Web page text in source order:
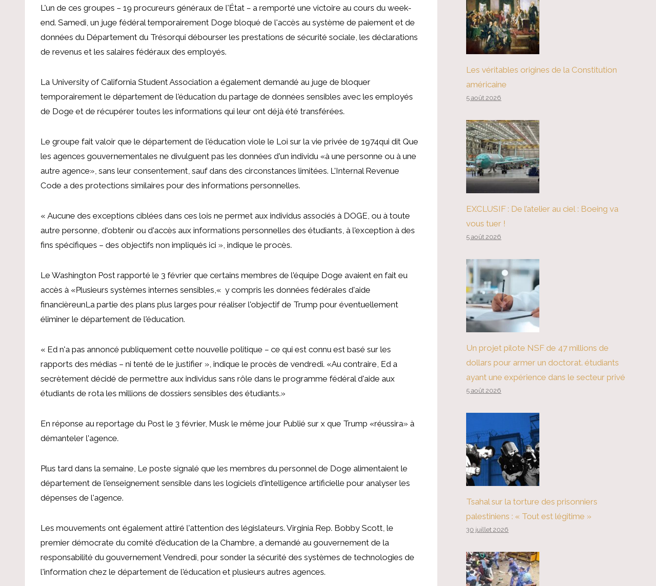
L'un de ces groupes – 19 procureurs généraux de l'État – a remporté une victoire au cours du week-
end. Samedi, un juge fédéraltemporairement Doge bloqué de l'accès au système de paiement et de
données du Département du Trésorqui débourser les prestations de sécurité sociale, les déclarations
de revenus et les salaires fédéraux des employés.
La University of California Student Association a également demandé au juge de bloquer
temporairement le département de l'éducation du partage de données sensibles avec les employés
de Doge et de récupérer toutes les informations qui leur ont déjà été transférées.
Le groupe fait valoir que le département de l'éducation viole le Loi sur la vie privée de 1974qui dit Que
les agences gouvernementales ne divulguent pas les données d'un individu «à une personne ou à une
autre agence», sans leur consentement, sauf dans des circonstances limitées. L'Internal Revenue
Code a des protections similaires pour des informations personnelles.
« Aucune des exceptions ciblées dans ces lois ne permet aux individus associés à DOGE, ou à toute
autre personne, d'obtenir ou d'accès aux informations personnelles des étudiants, à l'exception à des
fins spécifiques – des objectifs non impliqués ici », indique le procès.
Le Washington Post rapporté le 3 février que certains membres de l'équipe Doge avaient en fait eu
accès à «Plusieurs systèmes internes sensibles, « y compris les données fédérales d'aide
financièreunLa partie des plans plus larges pour réaliser l'objectif de Trump pour éventuellement
éliminer le département de l'éducation.
« Ed n'a pas annoncé publiquement cette nouvelle politique – ce qui est connu est basé sur les
rapports des médias – ni tenté de le justifier », indique le procès de vendredi. «Au contraire, Ed a
secrètement décidé de permettre aux individus sans rôle dans le programme fédéral d'aide aux
étudiants de rota les millions de dossiers sensibles des étudiants.»
En réponse au reportage du Post le 3 février, Musk le même jour Publié sur x que Trump «réussira» à
démanteler l'agence.
Plus tard dans la semaine, Le poste signalé que les membres du personnel de Doge alimentaient le
département de l'enseignement sensible dans les logiciels d'intelligence artificielle pour analyser les
dépenses de l'agence.
Les mouvements ont également attiré l'attention des législateurs. Virginia Rep. Bobby Scott, le
premier démocrate du comité d'éducation de la Chambre, a demandé au gouvernement de la
responsabilité du gouvernementVendredi, pour sonder la sécurité des systèmes de technologies de
l'information chez le département de l'éducation et plusieurs autres agences.
Les véritables origines de la Constitution
américaine
5 août 2026
EXCLUSIF : De l’atelier au ciel : Boeing va
vous tuer !
5 août 2026
Un projet pilote NSF de 47 millions de
dollars pour armer un doctorat. étudiants
ayant une expérience dans le secteur privé
5 août 2026
Tsahal sur la torture des prisonniers
palestiniens : « Tout est légitime »
30 juillet 2026